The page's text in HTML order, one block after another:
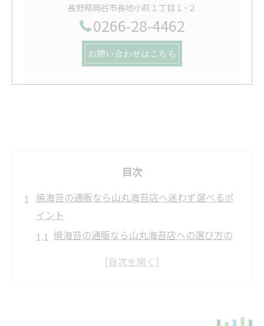
長野県岡谷市長地小萩１丁目１−２
0266-28-4462
お問い合わせはこちら
目次
焼海苔の通販なら山丸海苔店へ迷わず選べるポ
イント
焼海苔の通販なら山丸海苔店への選び方の